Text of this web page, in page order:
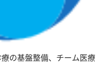
の基盤整備、チーム医療